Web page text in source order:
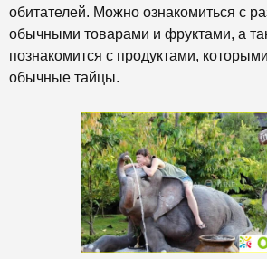
обитателей. Можно ознакомиться с
обычными товарами и фруктами, а
познакомится с продуктами,
обычные тайцы.